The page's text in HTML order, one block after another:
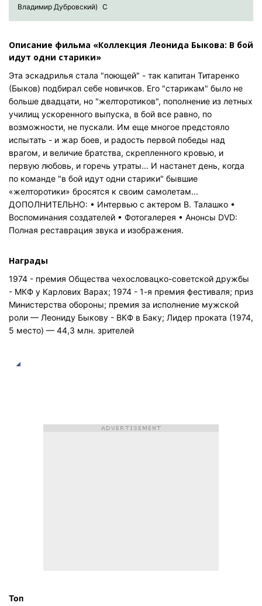
Владимир Дубровский) С
Описание фильма «Коллекция Леонида Быкова: В бой
идут одни старики»
Эта эскадрилья стала "поющей" - так капитан Титаренко
(Быков) подбирал себе новичков. Его "старикам" было не
больше двадцати, но "желторотиков", пополнение из летных
училищ ускоренного выпуска, в бой все равно, по
возможности, не пускали. Им еще многое предстояло
испытать - и жар боев, и радость первой победы над
врагом, и величие братства, скрепленного кровью, и
первую любовь, и горечь утраты... И настанет день, когда
по команде "в бой идут одни старики" бывшие
«желторотики» бросятся к своим самолетам...
ДОПОЛНИТЕЛЬНО: • Интервью с актером В. Талашко •
Воспоминания создателей • Фотогалерея • Анонсы DVD:
Полная реставрация звука и изображения.
Награды
1974 - премия Общества чехословацко-советской дружбы
- МКФ у Карлових Варах; 1974 - 1-я премия фестиваля; приз
Министерства обороны; премия за исполнение мужской
роли — Леониду Быкову - ВКФ в Баку; Лидер проката (1974,
5 место) — 44,3 млн. зрителей
Топ